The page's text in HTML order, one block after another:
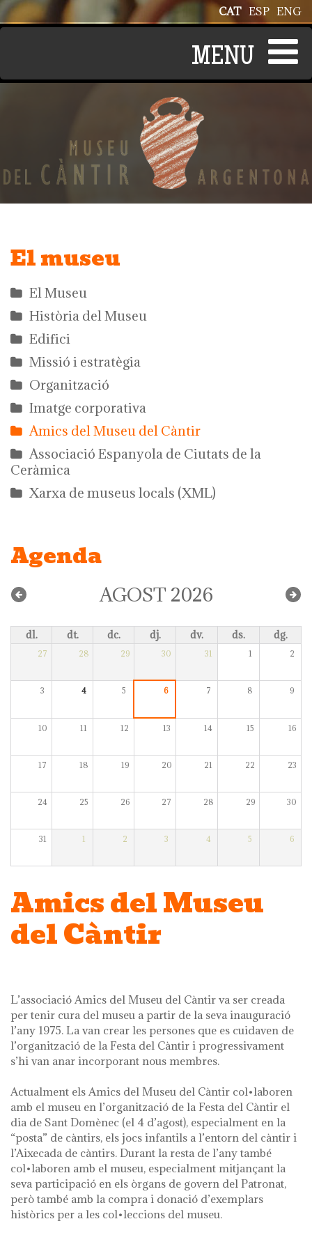
Vés al contingut ENG
ESP
CAT
El museu
El Museu
Història del Museu
Edifici
Missió i estratègia
Organització
Imatge corporativa
Amics del Museu del Càntir
Associació Espanyola de Ciutats de la
Ceràmica
Xarxa de museus locals (XML)
Agenda
AGOST 2026
dl. dt. dc. dj. dv. ds. dg.
27 28 29 30 31 1 2
3 4 5 6 7 8 9
10 11 12 13 14 15 16
17 18 19 20 21 22 23
24 25 26 27 28 29 30
31 1 2 3 4 5 6
Amics del Museu
del Càntir
L’associació Amics del Museu del Càntir va ser creada
per tenir cura del museu a partir de la seva inauguració
l’any 1975. La van crear les persones que es cuidaven de
l’organització de la Festa del Càntir i progressivament
s’hi van anar incorporant nous membres.
Actualment els Amics del Museu del Càntir col•laboren
amb el museu en l’organització de la Festa del Càntir el
dia de Sant Domènec (el 4 d’agost), especialment en la
“posta” de càntirs, els jocs infantils a l’entorn del càntir i
l’Aixecada de càntirs. Durant la resta de l’any també
col•laboren amb el museu, especialment mitjançant la
seva participació en els òrgans de govern del Patronat,
però també amb la compra i donació d’exemplars
històrics per a les col•leccions del museu.